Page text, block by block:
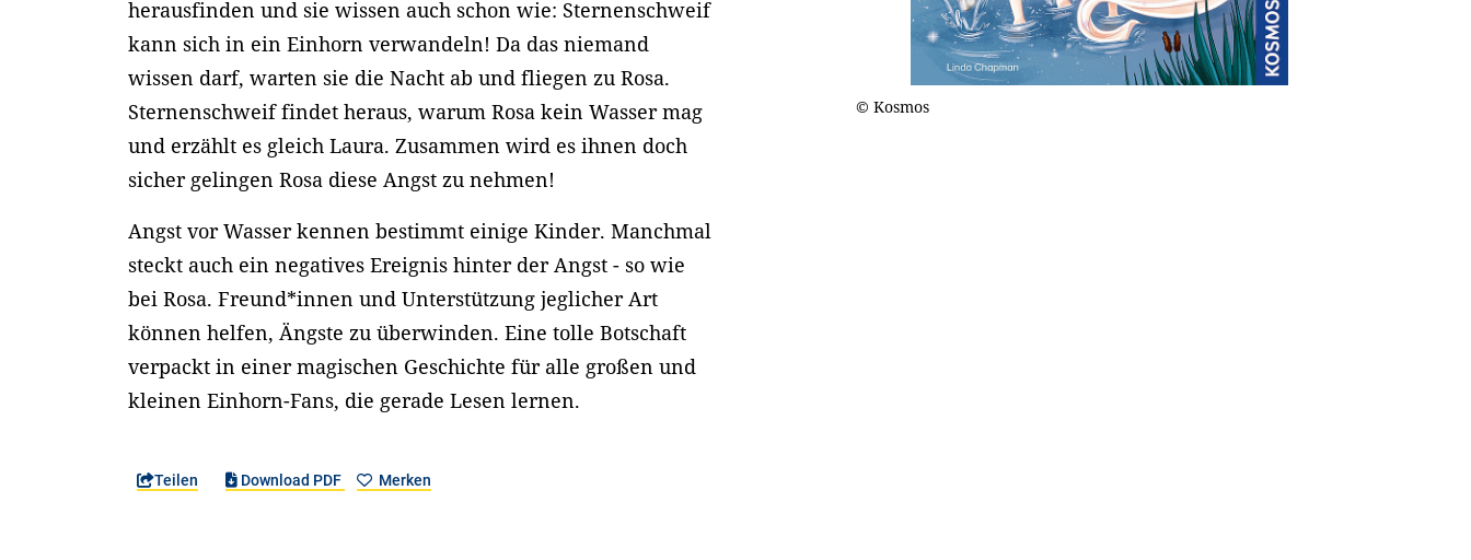
herausfinden und sie wissen auch schon wie: Sternenschweif
kann sich in ein Einhorn verwandeln! Da das niemand
wissen darf, warten sie die Nacht ab und fliegen zu Rosa.
Sternenschweif findet heraus, warum Rosa kein Wasser mag
und erzählt es gleich Laura. Zusammen wird es ihnen doch
sicher gelingen Rosa diese Angst zu nehmen!
Angst vor Wasser kennen bestimmt einige Kinder. Manchmal
steckt auch ein negatives Ereignis hinter der Angst - so wie
bei Rosa. Freund*innen und Unterstützung jeglicher Art
können helfen, Ängste zu überwinden. Eine tolle Botschaft
verpackt in einer magischen Geschichte für alle großen und
kleinen Einhorn-Fans, die gerade Lesen lernen.
Teilen Download PDF Merken
© Kosmos